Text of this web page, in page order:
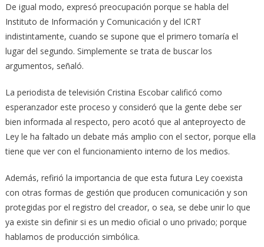
De igual modo, expresó preocupación porque se habla del
Instituto de Información y Comunicación y del ICRT
indistintamente, cuando se supone que el primero tomaría el
lugar del segundo. Simplemente se trata de buscar los
argumentos, señaló.
La periodista de televisión Cristina Escobar calificó como
esperanzador este proceso y consideró que la gente debe ser
bien informada al respecto, pero acotó que al anteproyecto de
Ley le ha faltado un debate más amplio con el sector, porque ella
tiene que ver con el funcionamiento interno de los medios.
Además, refirió la importancia de que esta futura Ley coexista
con otras formas de gestión que producen comunicación y son
protegidas por el registro del creador, o sea, se debe unir lo que
ya existe sin definir si es un medio oficial o uno privado; porque
hablamos de producción simbólica.